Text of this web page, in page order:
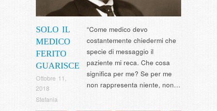
SOLO IL
MEDICO
FERITO
GUARISCE
Ottobre 11,
2018
Stefania
“Come medico devo
costantemente chiedermi che
specie di messaggio il
paziente mi reca. Che cosa
significa per me? Se per me
non rappresenta niente, non…